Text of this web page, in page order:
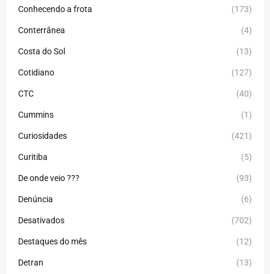
Conhecendo a frota (173)
Conterrânea (4)
Costa do Sol (13)
Cotidiano (127)
CTC (40)
Cummins (1)
Curiosidades (421)
Curitiba (5)
De onde veio ??? (93)
Denúncia (6)
Desativados (702)
Destaques do mês (12)
Detran (13)